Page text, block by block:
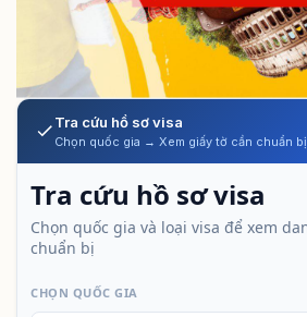
Tra cứu hồ sơ visa
Chọn quốc gia → Xem giấy tờ cần chuẩn bị